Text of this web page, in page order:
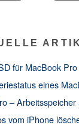
für MacBook Pro
eines
– Arbeitsspeicher
vom iPhone